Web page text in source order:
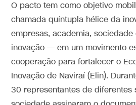
O pacto tem como objetivo
chamada quíntupla hélice da
empresas, academia,
inovação — em um movimento
cooperação para fortalecer o
Inovação de Naviraí (Elin).
30 representantes de diferentes